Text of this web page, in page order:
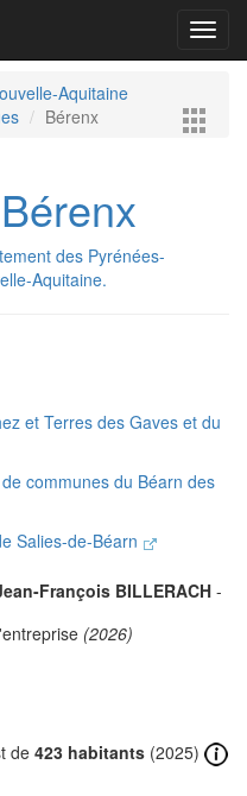
Aquitaine
Bérenx
des Pyrénées-
Aquitaine.
et Terres des Gaves et du
communes du Béarn des
Salies-de-Béarn
François BILLERACH-
(2026)
de 423 habitants (2025)